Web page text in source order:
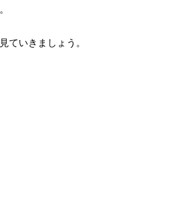
修者による執筆体制を築くことで、内容のわかり
もちろんのこと、読み応えのあるコンテンツと確か
快適でより良い生活のアイデアを提供するお金の
ていきましょう。